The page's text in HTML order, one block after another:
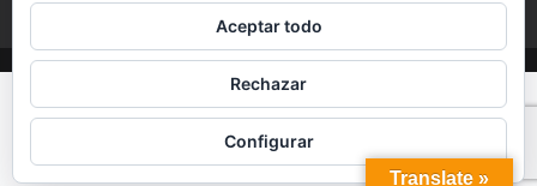
Política de cookies
Accesibilidad
Translate »
Aceptar todo
Rechazar
Configurar